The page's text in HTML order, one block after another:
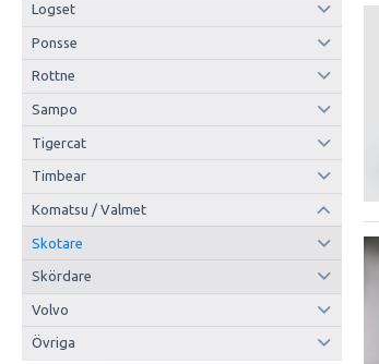
Logset
Ponsse
Rottne
Sampo
Tigercat
Timbear
Komatsu / Valmet
Skotare
Skördare
Volvo
Övriga